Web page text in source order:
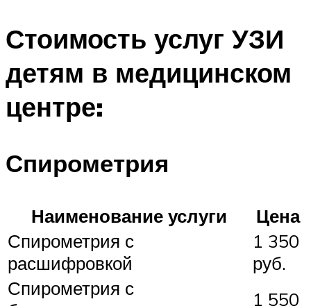
Стоимость услуг УЗИ
детям в медицинском
центре:
Спирометрия
Наименование услуги
Цена
Спирометрия с
расшифровкой
1 350
руб.
Спирометрия с
1 550